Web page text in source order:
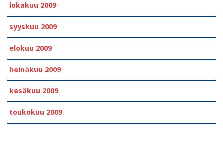
lokakuu 2009
syyskuu 2009
elokuu 2009
heinäkuu 2009
kesäkuu 2009
toukokuu 2009